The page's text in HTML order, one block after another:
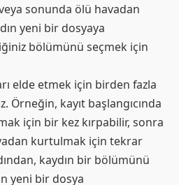
sonunda ölü havadan
yeni bir dosyaya
bölümünü seçmek için
elde etmek için birden fazla
Örneğin, kayıt başlangıcında
için bir kez kırpabilir, sonra
kurtulmak için tekrar
kaydın bir bölümünü
yeni bir dosya